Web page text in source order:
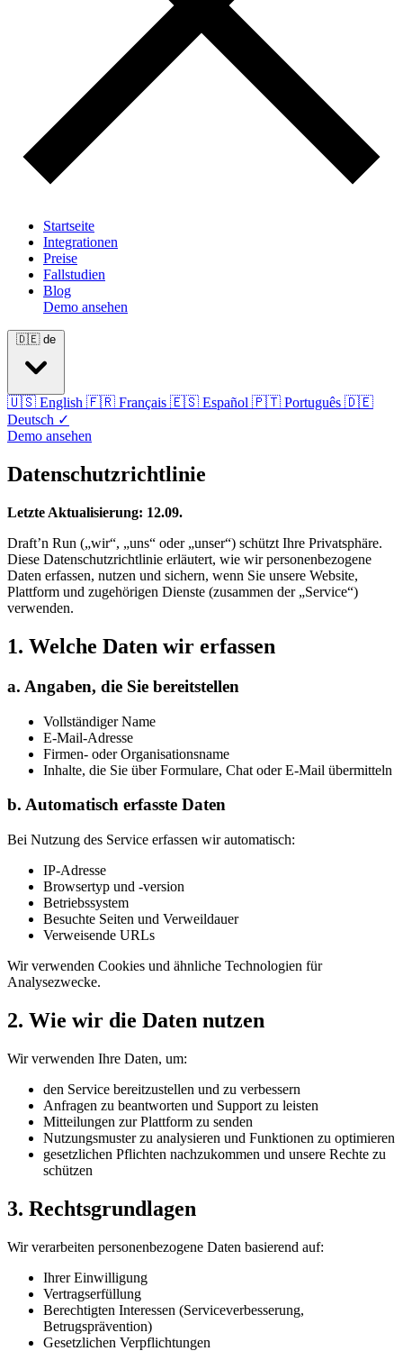
Startseite
Integrationen
Preise
Fallstudien
Blog
Demo ansehen
🇩🇪 de
🇺🇸 English 🇫🇷 Français 🇪🇸 Español 🇵🇹 Português 🇩🇪
Deutsch ✓
Demo ansehen
Datenschutzrichtlinie
Letzte Aktualisierung: 12.09.
Draft’n Run („wir“, „uns“ oder „unser“) schützt Ihre Privatsphäre.
Diese Datenschutzrichtlinie erläutert, wie wir personenbezogene
Daten erfassen, nutzen und sichern, wenn Sie unsere Website,
Plattform und zugehörigen Dienste (zusammen der „Service“)
verwenden.
1. Welche Daten wir erfassen
a. Angaben, die Sie bereitstellen
Vollständiger Name
E-Mail-Adresse
Firmen- oder Organisationsname
Inhalte, die Sie über Formulare, Chat oder E-Mail übermitteln
b. Automatisch erfasste Daten
Bei Nutzung des Service erfassen wir automatisch:
IP-Adresse
Browsertyp und -version
Betriebssystem
Besuchte Seiten und Verweildauer
Verweisende URLs
Wir verwenden Cookies und ähnliche Technologien für
Analysezwecke.
2. Wie wir die Daten nutzen
Wir verwenden Ihre Daten, um:
den Service bereitzustellen und zu verbessern
Anfragen zu beantworten und Support zu leisten
Mitteilungen zur Plattform zu senden
Nutzungsmuster zu analysieren und Funktionen zu optimieren
gesetzlichen Pflichten nachzukommen und unsere Rechte zu
schützen
3. Rechtsgrundlagen
Wir verarbeiten personenbezogene Daten basierend auf:
Ihrer Einwilligung
Vertragserfüllung
Berechtigten Interessen (Serviceverbesserung,
Betrugsprävention)
Gesetzlichen Verpflichtungen